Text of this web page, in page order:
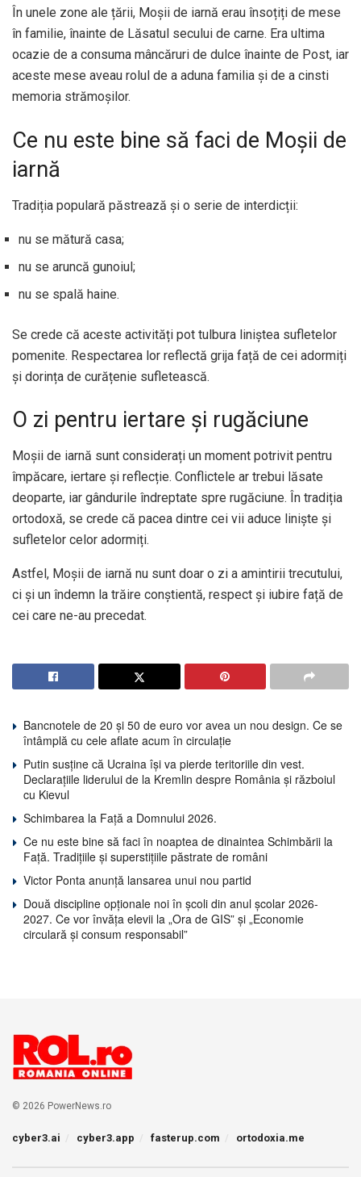
În unele zone ale țării, Moșii de iarnă erau însoțiți de mese
în familie, înainte de Lăsatul secului de carne. Era ultima
ocazie de a consuma mâncăruri de dulce înainte de Post, iar
aceste mese aveau rolul de a aduna familia și de a cinsti
memoria strămoșilor.
Ce nu este bine să faci de Moșii de
iarnă
Tradiția populară păstrează și o serie de interdicții:
nu se mătură casa;
nu se aruncă gunoiul;
nu se spală haine.
Se crede că aceste activități pot tulbura liniștea sufletelor
pomenite. Respectarea lor reflectă grija față de cei adormiți
și dorința de curățenie sufletească.
O zi pentru iertare și rugăciune
Moșii de iarnă sunt considerați un moment potrivit pentru
împăcare, iertare și reflecție. Conflictele ar trebui lăsate
deoparte, iar gândurile îndreptate spre rugăciune. În tradiția
ortodoxă, se crede că pacea dintre cei vii aduce liniște și
sufletelor celor adormiți.
Astfel, Moșii de iarnă nu sunt doar o zi a amintirii trecutului,
ci și un îndemn la trăire conștientă, respect și iubire față de
cei care ne-au precedat.
Bancnotele de 20 și 50 de euro vor avea un nou design. Ce se
întâmplă cu cele aflate acum în circulație
Putin susține că Ucraina își va pierde teritoriile din vest.
Declarațiile liderului de la Kremlin despre România și războiul
cu Kievul
Schimbarea la Față a Domnului 2026.
Ce nu este bine să faci în noaptea de dinaintea Schimbării la
Față. Tradițiile și superstițiile păstrate de români
Victor Ponta anunță lansarea unui nou partid
Două discipline opționale noi în școli din anul școlar 2026-
2027. Ce vor învăța elevii la „Ora de GIS” și „Economie
circulară și consum responsabil”
© 2026 PowerNews.ro
cyber3.ai cyber3.app fasterup.com ortodoxia.me